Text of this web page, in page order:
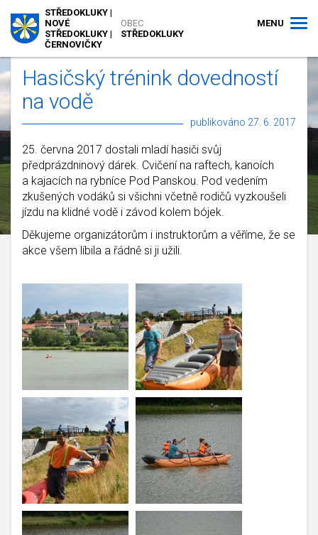
OBEC
STŘEDOKLUKY
STŘEDOKLUKY |
NOVÉ
STŘEDOKLUKY |
ČERNOVIČKY
MENU
Hasičský trénink dovedností
na vodě
publikováno 27. 6. 2017
25. června 2017 dostali mladí hasiči svůj
předprázdninový dárek. Cvičení na raftech, kanoích
a kajacích na rybníce Pod Panskou. Pod vedením
zkušených vodáků si všichni včetně rodičů vyzkoušeli
jízdu na klidné vodě i závod kolem bójek.
Děkujeme organizátorům i instruktorům a věříme, že se
akce všem líbila a řádně si ji užili.